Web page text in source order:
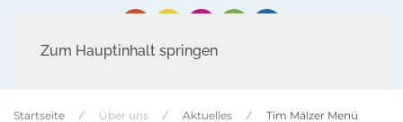
Zum Hauptinhalt springen
Startseite Über uns Aktuelles
Tim Mälzer Menü